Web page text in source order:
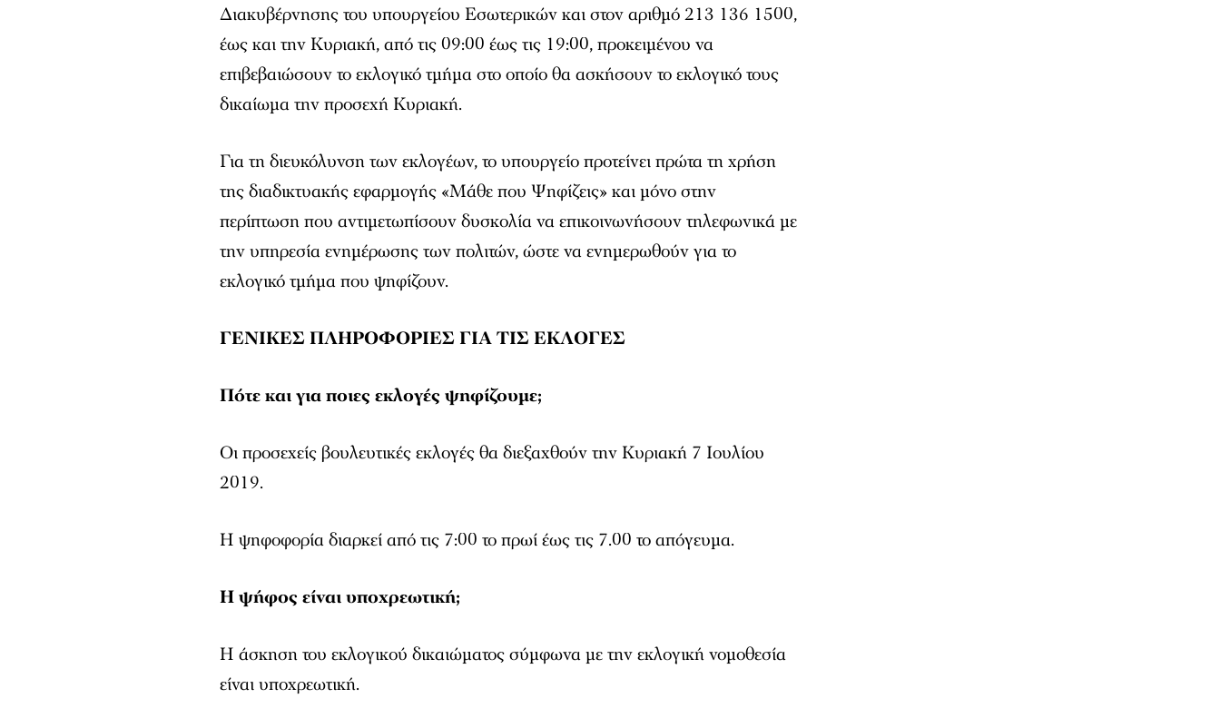
Διακυβέρνησης του υπουργείου Εσωτερικών και στον αριθμό 213 136 1500,
έως και την Κυριακή, από τις 09:00 έως τις 19:00, προκειμένου να
επιβεβαιώσουν το εκλογικό τμήμα στο οποίο θα ασκήσουν το εκλογικό τους
δικαίωμα την προσεχή Κυριακή.
Για τη διευκόλυνση των εκλογέων, το υπουργείο προτείνει πρώτα τη χρήση
της διαδικτυακής εφαρμογής «Μάθε που Ψηφίζεις» και μόνο στην
περίπτωση που αντιμετωπίσουν δυσκολία να επικοινωνήσουν τηλεφωνικά με
την υπηρεσία ενημέρωσης των πολιτών, ώστε να ενημερωθούν για το
εκλογικό τμήμα που ψηφίζουν.
ΓΕΝΙΚΕΣ ΠΛΗΡΟΦΟΡΙΕΣ ΓΙΑ ΤΙΣ ΕΚΛΟΓΕΣ
Πότε και για ποιες εκλογές ψηφίζουμε;
Οι προσεχείς βουλευτικές εκλογές θα διεξαχθούν την Κυριακή 7 Ιουλίου
2019.
Η ψηφοφορία διαρκεί από τις 7:00 το πρωί έως τις 7.00 το απόγευμα.
Η ψήφος είναι υποχρεωτική;
Η άσκηση του εκλογικού δικαιώματος σύμφωνα με την εκλογική νομοθεσία
είναι υποχρεωτική.